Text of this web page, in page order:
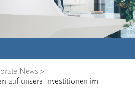
News >
auf unsere Investitionen im